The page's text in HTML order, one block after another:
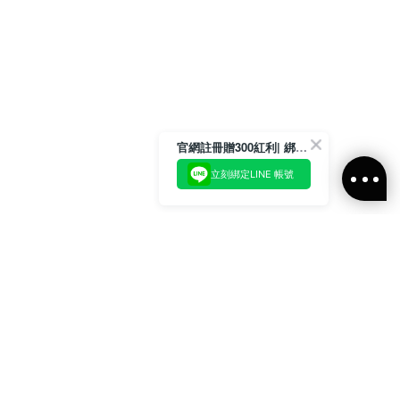
官網註冊贈300紅利| 綁定LINE再領取專屬優惠
立刻綁定LINE 帳號